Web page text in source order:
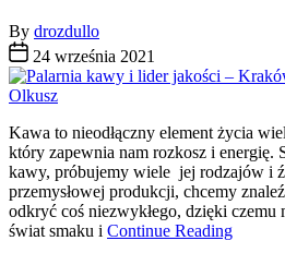
By drozdullo
24 września 2021
Kawa to nieodłączny element życia
który zapewnia nam rozkosz i energię.
kawy, próbujemy wiele jej rodzajów i
przemysłowej produkcji, chcemy
odkryć coś niezwykłego, dzięki czemu
świat smaku i Continue Reading